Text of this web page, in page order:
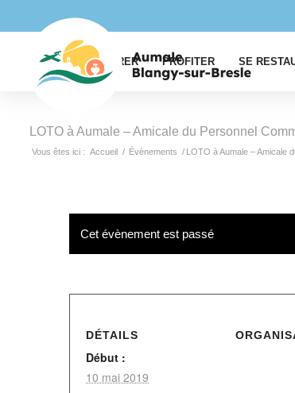
EXPLORER PROFITER SE
LOTO à Aumale – Amicale du Personnel
Vous êtes ici : Accueil / Évènements / LOTO à Aumale – Amicale
Cet évènement est passé
DÉTAILS
Début :
10 mai 2019